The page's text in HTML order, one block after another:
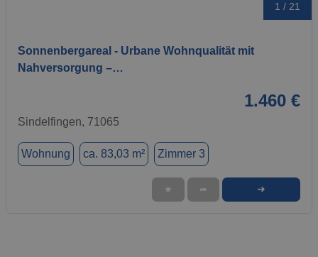
1 / 21
Sonnenbergareal - Urbane Wohnqualität mit
Nahversorgung –…
1.460 €
Sindelfingen, 71065
Wohnung ca. 83,03 m² Zimmer 3
★ ➦ ➜